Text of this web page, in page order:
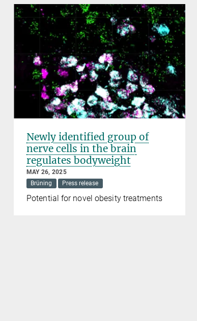
Newly identified group of
nerve cells in the brain
regulates bodyweight
MAY 26, 2025
Brüning
Press release
Potential for novel obesity treatments